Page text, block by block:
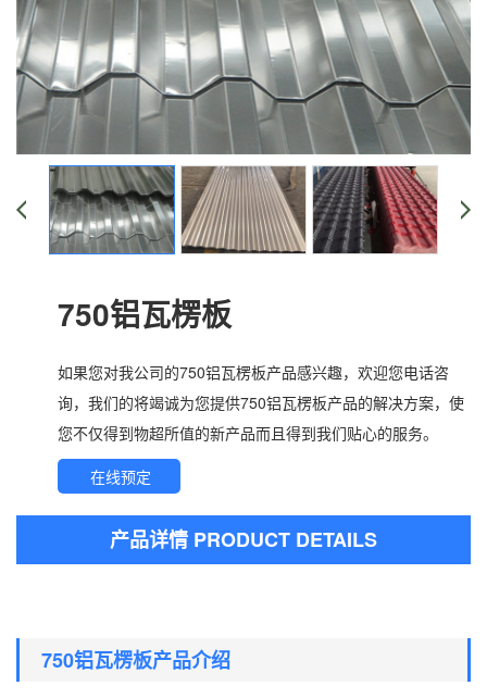
750铝瓦楞板
如果您对我公司的750铝瓦楞板产品感兴趣，欢迎您电话咨
询，我们的将竭诚为您提供750铝瓦楞板产品的解决方案，使
您不仅得到物超所值的新产品而且得到我们贴心的服务。
在线预定
产品详情 PRODUCT DETAILS
750铝瓦楞板产品介绍